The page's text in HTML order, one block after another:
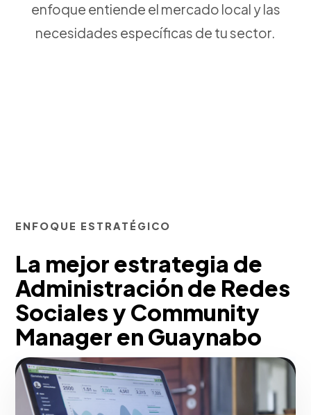
enfoque entiende el mercado local y las
necesidades específicas de tu sector.
ENFOQUE ESTRATÉGICO
La mejor estrategia de
Administración de Redes
Sociales y Community
Manager en Guaynabo
Con nuestra metodología, establecemos
una estrategia de content marketing